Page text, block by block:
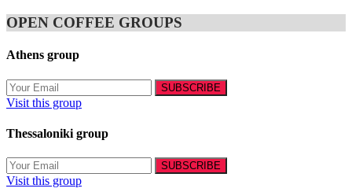
OPEN COFFEE GROUPS
Athens group
Visit this group
Thessaloniki group
Visit this group